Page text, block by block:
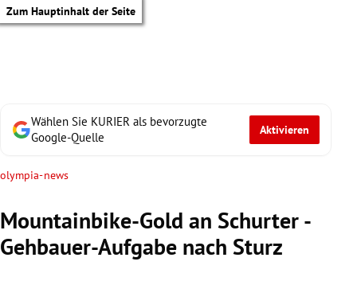
Zum Hauptinhalt der Seite
Wählen Sie KURIER als bevorzugte
Google-Quelle
Aktivieren
olympia-news
Mountainbike-Gold an Schurter -
Gehbauer-Aufgabe nach Sturz